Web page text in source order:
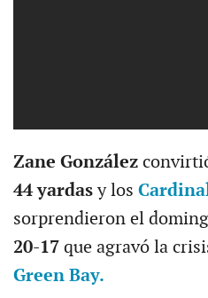
Zane González
44 yardasy los
sorprendieron el
20-17que agravó la
Green Bay.